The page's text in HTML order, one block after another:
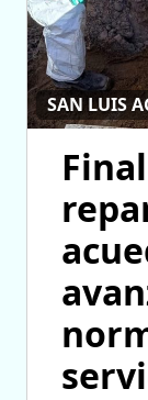
SAN LUIS